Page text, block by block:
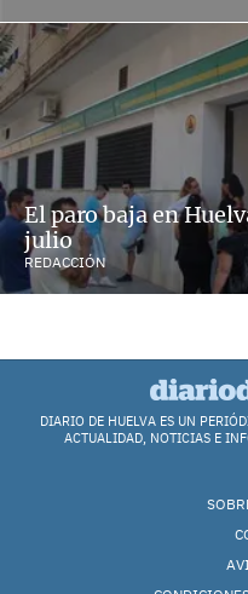
El paro baja en
julio
REDACCIÓN
DIARIO DE HUELVA ES UN
ACTUALIDAD, NOTICIAS E